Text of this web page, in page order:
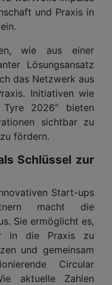
und Praxis in
wie aus einer
Lösungsansatz
das Netzwerk aus
Initiativen wie
2026“ bieten
sichtbar zu
fördern.
Schlüssel zur
Start-ups
macht die
Sie ermöglicht es,
in die Praxis zu
und gemeinsam
Circular
aktuelle Zahlen